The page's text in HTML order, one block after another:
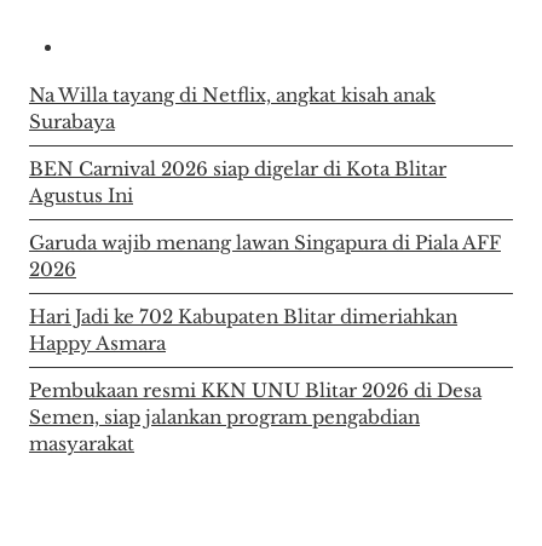
Na Willa tayang di Netflix, angkat kisah anak
Surabaya
BEN Carnival 2026 siap digelar di Kota Blitar
Agustus Ini
Garuda wajib menang lawan Singapura di Piala AFF
2026
Hari Jadi ke 702 Kabupaten Blitar dimeriahkan
Happy Asmara
Pembukaan resmi KKN UNU Blitar 2026 di Desa
Semen, siap jalankan program pengabdian
masyarakat